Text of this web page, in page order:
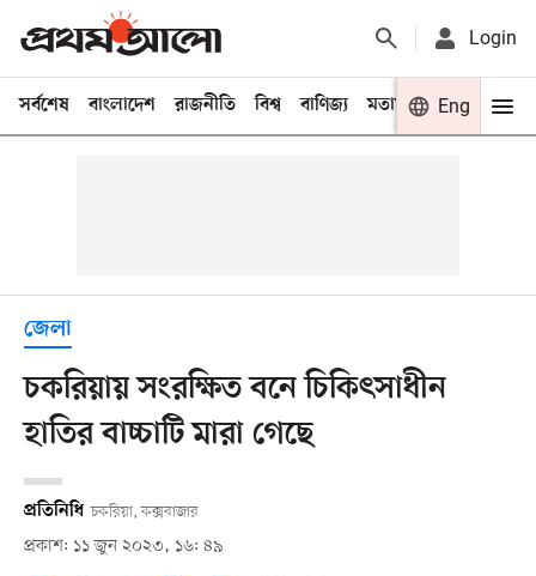
Login
সর্বশেষ বাংলাদেশ রাজনীতি বিশ্ব বাণিজ্য মতামত খেলা
Eng
জেলা
চকরিয়ায় সংরক্ষিত বনে চিকিৎসাধীন
হাতির বাচ্চাটি মারা গেছে
প্রতিনিধি চকরিয়া, কক্সবাজার
প্রকাশ: ১১ জুন ২০২৩, ১৬: ৪৯